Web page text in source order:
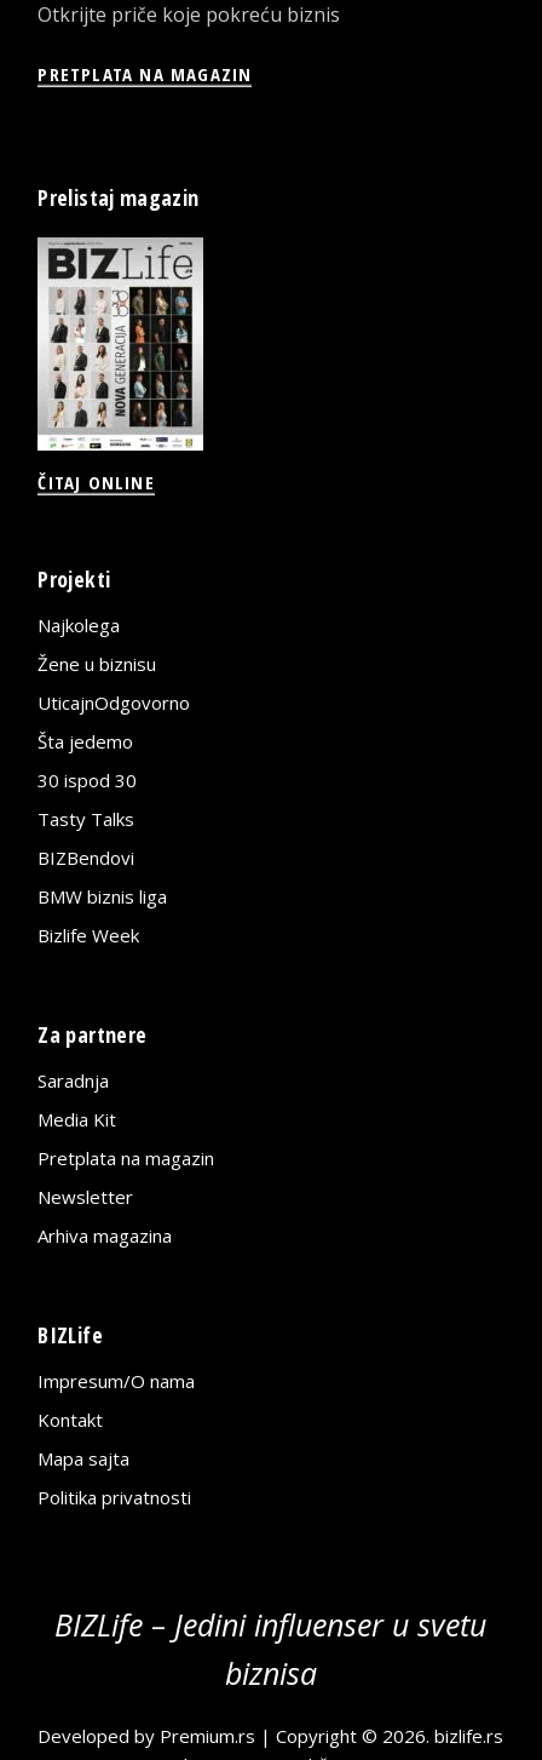
Otkrijte priče koje pokreću biznis
PRETPLATA NA MAGAZIN
Prelistaj magazin
ČITAJ ONLINE
Projekti
Najkolega
Žene u biznisu
UticajnOdgovorno
Šta jedemo
30 ispod 30
Tasty Talks
BIZBendovi
BMW biznis liga
Bizlife Week
Za partnere
Saradnja
Media Kit
Pretplata na magazin
Newsletter
Arhiva magazina
BIZLife
Impresum/O nama
Kontakt
Mapa sajta
Politika privatnosti
BIZLife – Jedini influenser u svetu
biznisa
Developed by Premium.rs | Copyright © 2026.bizlife.rs